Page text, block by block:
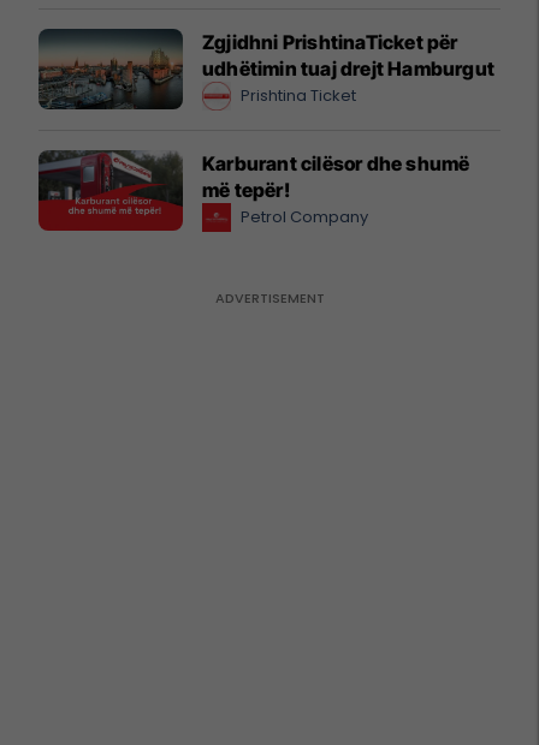
Zgjidhni PrishtinaTicket për
udhëtimin tuaj drejt Hamburgut
Prishtina Ticket
Karburant cilësor dhe shumë
më tepër!
Petrol Company